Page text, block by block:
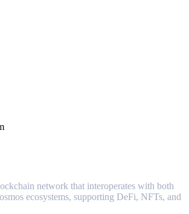
network that interoperates with both
ecosystems, supporting DeFi, NFTs, and